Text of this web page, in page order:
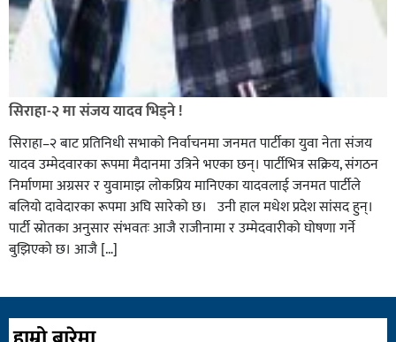
सिराहा-२ मा संजय यादव भिड्ने !
सिराहा–२ बाट प्रतिनिधी सभाको निर्वाचनमा जनमत पार्टीका युवा नेता संजय
यादव उम्मेदवारका रूपमा मैदानमा उत्रिने भएका छन्। पार्टीभित्र सक्रिय, संगठन
निर्माणमा अग्रसर र युवामाझ लोकप्रिय मानिएका यादवलाई जनमत पार्टीले
बलियो दावेदारका रूपमा अघि सारेको छ। उनी हाल मधेश प्रदेश सांसद हुन्।
पार्टी स्रोतका अनुसार संभवतः आजै राजीनामा र उम्मेदवारीको घोषणा गर्ने
बुझिएको छ। आजै […]